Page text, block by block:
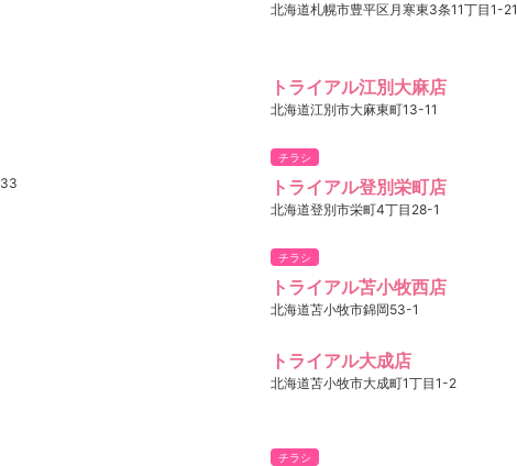
北海道札幌市豊平区月寒東3条11丁目1-21
トライアル江別大麻店
北海道江別市大麻東町13-11
チラシ
トライアル登別栄町店
北海道登別市栄町4丁目28-1
チラシ
トライアル苫小牧西店
北海道苫小牧市錦岡53-1
トライアル大成店
北海道苫小牧市大成町1丁目1-2
チラシ